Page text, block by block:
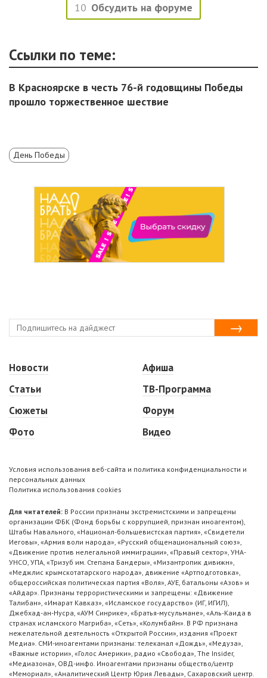
10 Обсудить на форуме
Ссылки по теме:
В Красноярске в честь 76-й годовщины Победы
прошло торжественное шествие
День Победы
Новости
Статьи
Сюжеты
Фото
Афиша
ТВ-Программа
Форум
Видео
Условия использования веб-сайта и политика конфиденциальности и
персональных данных
Политика использования cookies
Для читателей: В России признаны экстремистскими и запрещены
организации ФБК (Фонд борьбы с коррупцией, признан иноагентом),
Штабы Навального, «Национал-большевистская партия», «Свидетели
Иеговы», «Армия воли народа», «Русский общенациональный союз»,
«Движение против нелегальной иммиграции», «Правый сектор», УНА-
УНСО, УПА, «Тризуб им. Степана Бандеры», «Мизантропик дивижн»,
«Меджлис крымскотатарского народа», движение «Артподготовка»,
общероссийская политическая партия «Воля», АУЕ, батальоны «Азов» и
«Айдар». Признаны террористическими и запрещены: «Движение
Талибан», «Имарат Кавказ», «Исламское государство» (ИГ, ИГИЛ),
Джебхад-ан-Нусра, «АУМ Синрике», «Братья-мусульмане», «Аль-Каида в
странах исламского Магриба», «Сеть», «Колумбайн». В РФ признана
нежелательной деятельность «Открытой России», издания «Проект
Медиа». СМИ-иноагентами признаны: телеканал «Дождь», «Медуза»,
«Важные истории», «Голос Америки», радио «Свобода», The Insider,
«Медиазона», ОВД-инфо. Иноагентами признаны общество/центр
«Мемориал», «Аналитический Центр Юрия Левады», Сахаровский центр.